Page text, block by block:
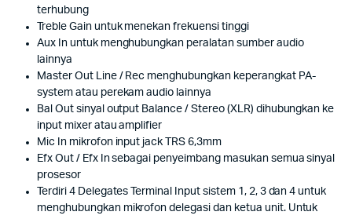
terhubung
Treble Gain untuk menekan frekuensi tinggi
Aux In untuk menghubungkan peralatan sumber audio
lainnya
Master Out Line / Rec menghubungkan keperangkat PA-
system atau perekam audio lainnya
Bal Out sinyal output Balance / Stereo (XLR) dihubungkan ke
input mixer atau amplifier
Mic In mikrofon input jack TRS 6,3mm
Efx Out / Efx In sebagai penyeimbang masukan semua sinyal
prosesor
Terdiri 4 Delegates Terminal Input sistem 1, 2, 3 dan 4 untuk
menghubungkan mikrofon delegasi dan ketua unit. Untuk